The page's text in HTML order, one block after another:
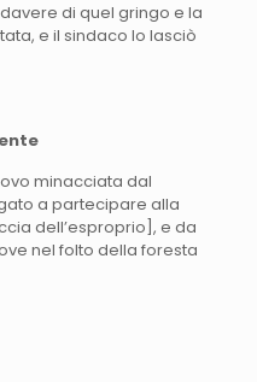
di quel gringo e la
e il sindaco lo lasciò
minacciata dal
a partecipare alla
dell’esproprio], e da
nel folto della foresta